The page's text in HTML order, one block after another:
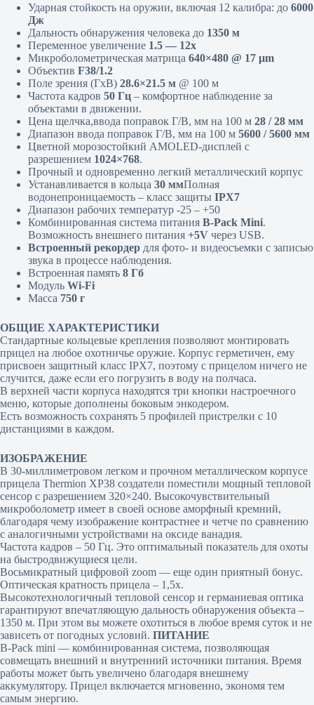
Ударная стойкость на оружии, включая 12 калибра: до 6000
Дж
Дальность обнаружения человека до 1350 м
Переменное увеличение 1.5 — 12х
Микроболометрическая матрица 640×480 @ 17 µm
Объектив F38/1.2
Поле зрения (ГхВ) 28.6×21.5 м @ 100 м
Частота кадров 50 Гц – комфортное наблюдение за
объектами в движении.
Цена щелчка,ввода поправок Г/В, мм на 100 м 28 / 28 мм
Диапазон ввода поправок Г/В, мм на 100 м 5600 / 5600 мм
Цветной морозостойкий AMOLED-дисплей с
разрешением 1024×768.
Прочный и одновременно легкий металлический корпус
Устанавливается в кольца 30 ммПолная
водонепроницаемость – класс защиты IPX7
Диапазон рабочих температур -25 – +50
Комбинированная система питания B-Pack Mini.
Возможность внешнего питания +5V через USB.
Встроенный рекордер для фото- и видеосъемки с записью
звука в процессе наблюдения.
Встроенная память 8 Гб
Модуль Wi-Fi
Масса 750 г
ОБЩИЕ ХАРАКТЕРИСТИКИ
Стандартные кольцевые крепления позволяют монтировать
прицел на любое охотничье оружие. Корпус герметичен, ему
присвоен защитный класс IPX7, поэтому с прицелом ничего не
случится, даже если его погрузить в воду на полчаса.
В верхней части корпуса находятся три кнопки настроечного
меню, которые дополнены боковым энкодером.
Есть возможность сохранять 5 профилей пристрелки с 10
дистанциями в каждом.
ИЗОБРАЖЕНИЕ
В 30-миллиметровом легком и прочном металлическом корпусе
прицела Thermion XP38 создатели поместили мощный тепловой
сенсор с разрешением 320×240. Высокочувствительный
микроболометр имеет в своей основе аморфный кремний,
благодаря чему изображение контрастнее и четче по сравнению
с аналогичными устройствами на оксиде ванадия.
Частота кадров – 50 Гц. Это оптимальный показатель для охоты
на быстродвижущиеся цели.
Восьмикратный цифровой zoom — еще один приятный бонус.
Оптическая кратность прицела – 1,5x.
Высокотехнологичный тепловой сенсор и германиевая оптика
гарантируют впечатляющую дальность обнаружения объекта –
1350 м. При этом вы можете охотиться в любое время суток и не
зависеть от погодных условий. ПИТАНИЕ
B-Pack mini — комбинированная система, позволяющая
совмещать внешний и внутренний источники питания. Время
работы может быть увеличено благодаря внешнему
аккумулятору. Прицел включается мгновенно, экономя тем
самым энергию.